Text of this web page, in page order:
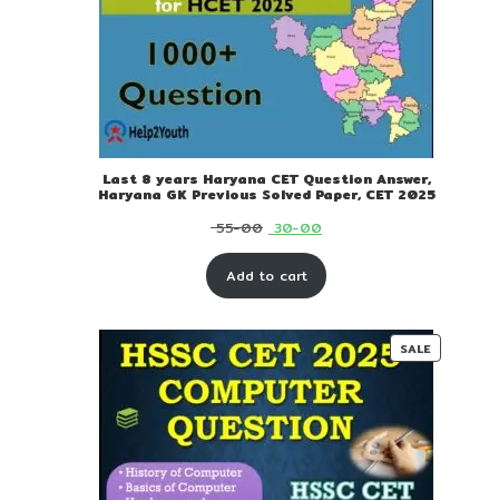
Last 8 years Haryana CET Question Answer,
Haryana GK Previous Solved Paper, CET 2025
55-00 Original
price
was:
00.
30-00Current
price
is:
00.
Add to cart
SALE